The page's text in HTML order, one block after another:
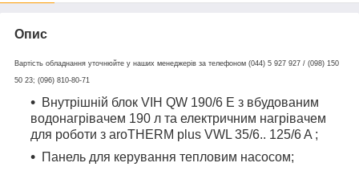
Опис
Вартість обладнання уточнюйте у наших менеджерів за телефоном (044) 5 927 927 / (098) 150
50 23; (096) 810-80-71
Внутрішній блок VIH QW 190/6 E з вбудованим
водонагрівачем 190 л та електричним нагрівачем
для роботи з aroTHERM plus VWL 35/6.. 125/6 A ;
Панель для керування тепловим насосом;